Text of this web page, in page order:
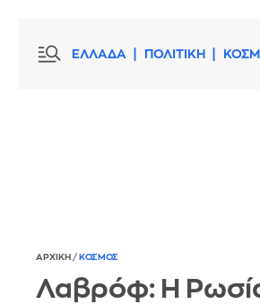
ΕΛΛΑΔΑ ΠΟΛΙΤΙΚΗ
ΑΡΧΙΚΗ / ΚΟΣΜΟΣ
Λαβρόφ: H